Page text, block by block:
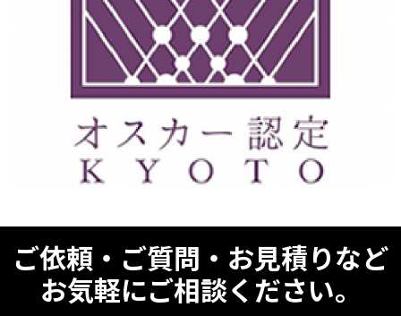
ご依頼・ご質問・お見積りなど
お気軽にご相談ください。